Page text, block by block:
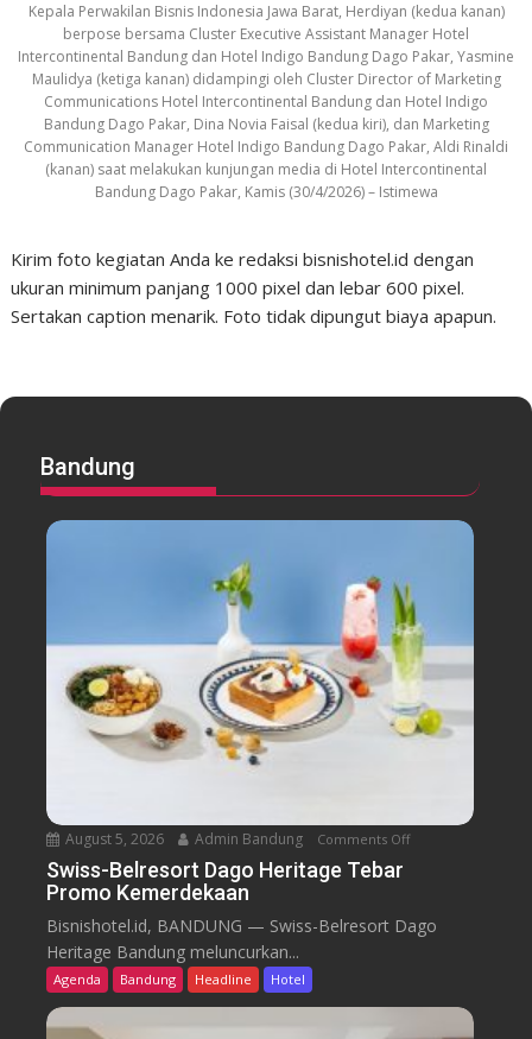
Kepala Perwakilan Bisnis Indonesia Jawa Barat, Herdiyan (kedua kanan)
berpose bersama Cluster Executive Assistant Manager Hotel
Intercontinental Bandung dan Hotel Indigo Bandung Dago Pakar, Yasmine
Maulidya (ketiga kanan) didampingi oleh Cluster Director of Marketing
Communications Hotel Intercontinental Bandung dan Hotel Indigo
Bandung Dago Pakar, Dina Novia Faisal (kedua kiri), dan Marketing
Communication Manager Hotel Indigo Bandung Dago Pakar, Aldi Rinaldi
(kanan) saat melakukan kunjungan media di Hotel Intercontinental
Bandung Dago Pakar, Kamis (30/4/2026) – Istimewa
Kirim foto kegiatan Anda ke redaksi bisnishotel.id dengan
ukuran minimum panjang 1000 pixel dan lebar 600 pixel.
Sertakan caption menarik. Foto tidak dipungut biaya apapun.
Bandung
August 5, 2026 Admin Bandung Comments Offo
Swiss-Belresort Dago Heritage Tebar
Promo Kemerdekaan
Bisnishotel.id, BANDUNG — Swiss-Belresort Dago
Heritage Bandung meluncurkan...
Agenda Bandung Headline Hotel